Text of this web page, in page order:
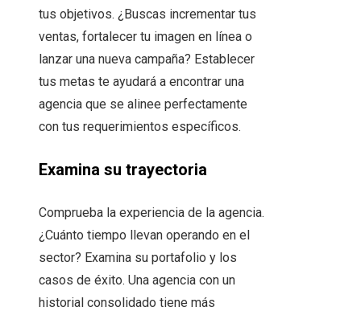
tus objetivos. ¿Buscas incrementar tus
ventas, fortalecer tu imagen en línea o
lanzar una nueva campaña? Establecer
tus metas te ayudará a encontrar una
agencia que se alinee perfectamente
con tus requerimientos específicos.
Examina su trayectoria
Comprueba la experiencia de la agencia.
¿Cuánto tiempo llevan operando en el
sector? Examina su portafolio y los
casos de éxito. Una agencia con un
historial consolidado tiene más